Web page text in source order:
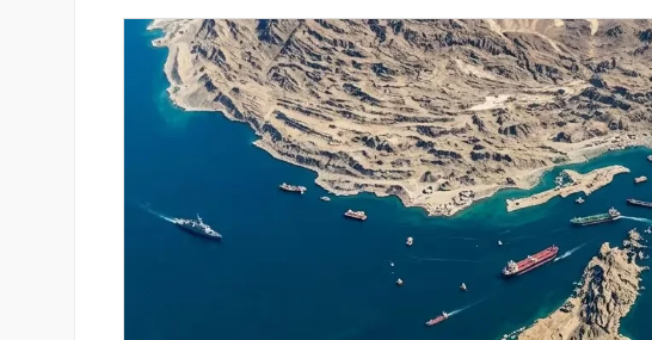
«Շտապ հաստատեք քարտի տվյալները»․
IDBank-ը զգուշացնում է հյուրանոցների
ամրագրման հետ կապված
զեղծարարությունների մասին